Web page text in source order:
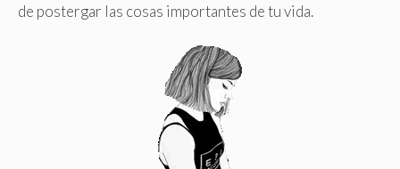
de postergar las cosas importantes de tu vida.